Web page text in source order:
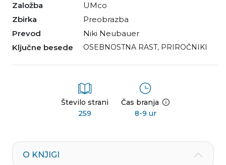
Založba
UMco
Zbirka
Preobrazba
Prevod
Niki Neubauer
Ključne besede
OSEBNOSTNA RAST, PRIROČNIKI
Število strani
259
Čas branja
8-9 ur
O KNJIGI